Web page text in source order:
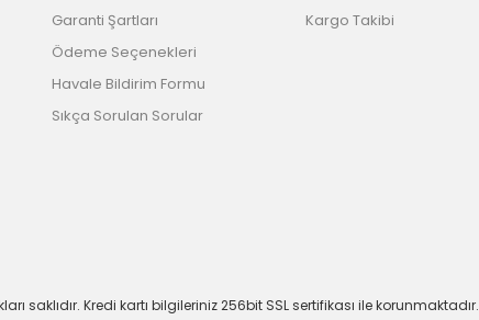
Garanti Şartları
Ödeme Seçenekleri
Havale Bildirim Formu
Sıkça Sorulan Sorular
Kargo Takibi
saklıdır. Kredi kartı bilgileriniz 256bit SSL sertifikası ile korunmaktadır.